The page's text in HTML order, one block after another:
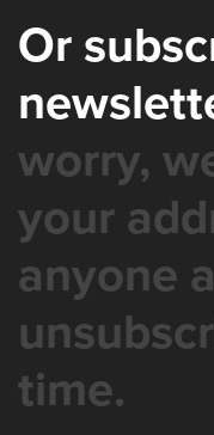
Or
worry,
your
anyone
time.